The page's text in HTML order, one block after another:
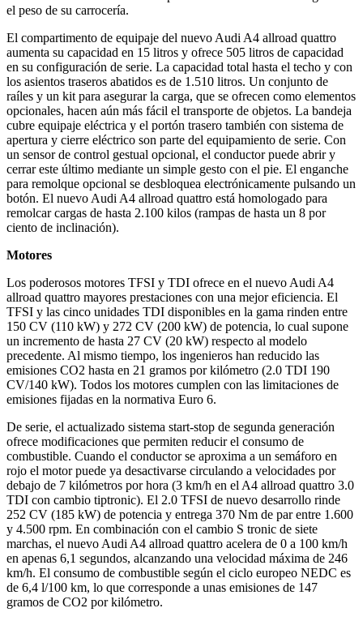
el peso de su carrocería.
El compartimento de equipaje del nuevo Audi A4 allroad quattro
aumenta su capacidad en 15 litros y ofrece 505 litros de capacidad
en su configuración de serie. La capacidad total hasta el techo y con
los asientos traseros abatidos es de 1.510 litros. Un conjunto de
raíles y un kit para asegurar la carga, que se ofrecen como elementos
opcionales, hacen aún más fácil el transporte de objetos. La bandeja
cubre equipaje eléctrica y el portón trasero también con sistema de
apertura y cierre eléctrico son parte del equipamiento de serie. Con
un sensor de control gestual opcional, el conductor puede abrir y
cerrar este último mediante un simple gesto con el pie. El enganche
para remolque opcional se desbloquea electrónicamente pulsando un
botón. El nuevo Audi A4 allroad quattro está homologado para
remolcar cargas de hasta 2.100 kilos (rampas de hasta un 8 por
ciento de inclinación).
Motores
Los poderosos motores TFSI y TDI ofrece en el nuevo Audi A4
allroad quattro mayores prestaciones con una mejor eficiencia. El
TFSI y las cinco unidades TDI disponibles en la gama rinden entre
150 CV (110 kW) y 272 CV (200 kW) de potencia, lo cual supone
un incremento de hasta 27 CV (20 kW) respecto al modelo
precedente. Al mismo tiempo, los ingenieros han reducido las
emisiones CO2 hasta en 21 gramos por kilómetro (2.0 TDI 190
CV/140 kW). Todos los motores cumplen con las limitaciones de
emisiones fijadas en la normativa Euro 6.
De serie, el actualizado sistema start-stop de segunda generación
ofrece modificaciones que permiten reducir el consumo de
combustible. Cuando el conductor se aproxima a un semáforo en
rojo el motor puede ya desactivarse circulando a velocidades por
debajo de 7 kilómetros por hora (3 km/h en el A4 allroad quattro 3.0
TDI con cambio tiptronic). El 2.0 TFSI de nuevo desarrollo rinde
252 CV (185 kW) de potencia y entrega 370 Nm de par entre 1.600
y 4.500 rpm. En combinación con el cambio S tronic de siete
marchas, el nuevo Audi A4 allroad quattro acelera de 0 a 100 km/h
en apenas 6,1 segundos, alcanzando una velocidad máxima de 246
km/h. El consumo de combustible según el ciclo europeo NEDC es
de 6,4 l/100 km, lo que corresponde a unas emisiones de 147
gramos de CO2 por kilómetro.